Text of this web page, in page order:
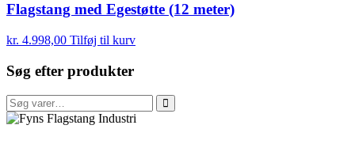
Flagstang med Egestøtte (12 meter)
kr. 4.998,00 Tilføj til kurv
Søg efter produkter
Søg
efter:
FFI